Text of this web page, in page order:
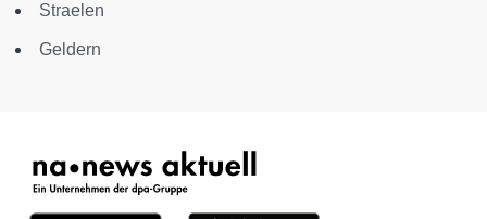
Straelen
Geldern